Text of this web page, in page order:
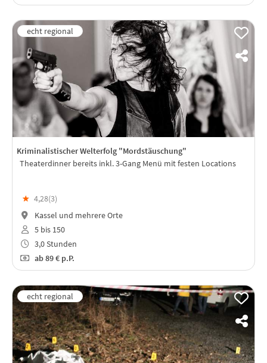
Kriminalistischer Welterfolg "Mordstäuschung"
Theaterdinner bereits inkl. 3-Gang Menü mit festen Locations
★ 4,28(3)
Kassel und mehrere Orte
5 bis 150
3,0 Stunden
ab89 € p.P.